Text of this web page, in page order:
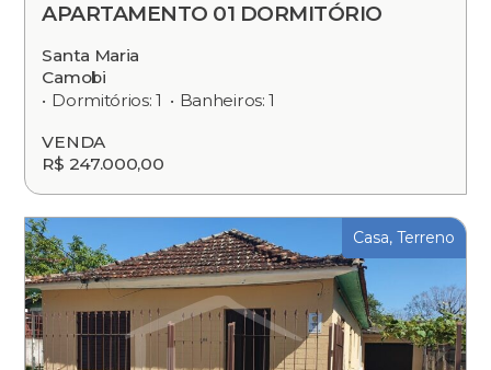
APARTAMENTO 01 DORMITÓRIO
Santa Maria
Camobi
Dormitórios: 1
Banheiros: 1
VENDA
R$ 247.000,00
Casa, Terreno